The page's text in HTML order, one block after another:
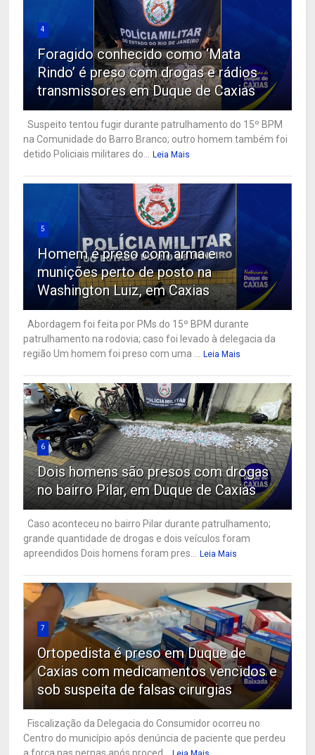
4
Foragido conhecido como ‘Mata
Rindo’ é preso com drogas e rádios
transmissores em Duque de Caxias
Suspeito tentou fugir durante patrulhamento do 15º BPM
na Comunidade do Barro Branco; outro homem também foi
detido Policiais militares do... Leia Mais
5
Homem é preso com arma e
munições perto de posto na
Washington Luiz, em Caxias
Abordagem foi feita por PMs do 15º BPM durante
patrulhamento na rodovia; caso foi levado à delegacia da
região Um homem foi preso com uma ... Leia Mais
6
Dois homens são presos com drogas
no bairro Pilar, em Duque de Caxias
Caso aconteceu no bairro Pilar durante patrulhamento;
grande quantidade de drogas e dois veículos foram
apreendidos Dois homens foram pres... Leia Mais
7
Ortopedista é preso em Duque de
Caxias com medicamentos vencidos e
sob suspeita de falsas cirurgias
Fiscalização da Delegacia do Consumidor ocorreu no
Centro do município após denúncia de paciente que perdeu